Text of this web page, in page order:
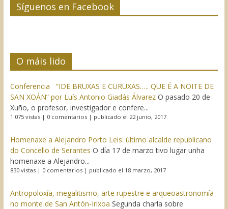
Síguenos en Facebook
O máis lido
Conferencia “IDE BRUXAS E CURUXAS….. QUE É A NOITE DE
SAN XOÁN” por Luís Antonio Giadás Álvarez O pasado 20 de
Xuño, o profesor, investigador e confere...
1.075 vistas| 0 comentarios| publicado el 22 junio, 2017
Homenaxe a Alejandro Porto Leis: último alcalde republicano
do Concello de Serantes O día 17 de marzo tivo lugar unha
homenaxe a Alejandro...
830 vistas| 0 comentarios| publicado el 18 marzo, 2017
Antropoloxía, megalitismo, arte rupestre e arqueoastronomía
no monte de San Antón-Irixoa Segunda charla sobre